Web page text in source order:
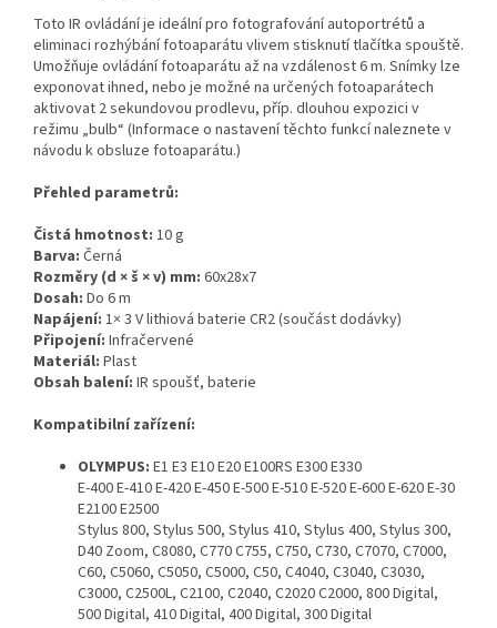
Toto IR ovládání je ideální pro fotografování autoportrétů a
eliminaci rozhýbání fotoaparátu vlivem stisknutí tlačítka spouště.
Umožňuje ovládání fotoaparátu až na vzdálenost 6 m. Snímky lze
exponovat ihned, nebo je možné na určených fotoaparátech
aktivovat 2 sekundovou prodlevu, příp. dlouhou expozici v
režimu „bulb“ (Informace o nastavení těchto funkcí naleznete v
návodu k obsluze fotoaparátu.)
Přehled parametrů:
Čistá hmotnost: 10 g
Barva: Černá
Rozměry (d × š × v) mm: 60x28x7
Dosah: Do 6 m
Napájení: 1× 3 V lithiová baterie CR2 (součást dodávky)
Připojení: Infračervené
Materiál: Plast
Obsah balení: IR spoušť, baterie
Kompatibilní zařízení:
OLYMPUS: E1 E3 E10 E20 E100RS E300 E330
E-400 E-410 E-420 E-450 E-500 E-510 E-520 E-600 E-620 E-30
E2100 E2500
Stylus 800, Stylus 500, Stylus 410, Stylus 400, Stylus 300,
D40 Zoom, C8080, C770 C755, C750, C730, C7070, C7000,
C60, C5060, C5050, C5000, C50, C4040, C3040, C3030,
C3000, C2500L, C2100, C2040, C2020 C2000, 800 Digital,
500 Digital, 410 Digital, 400 Digital, 300 Digital